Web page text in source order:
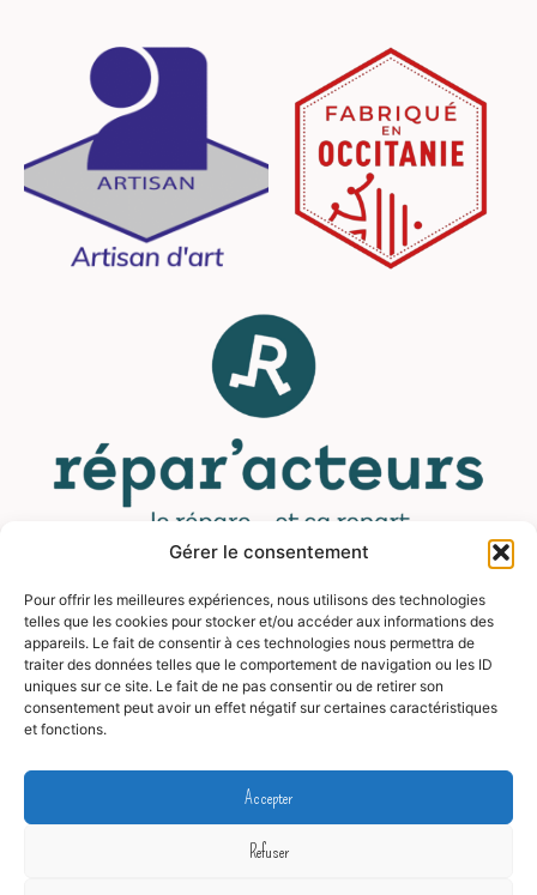
Gérer le consentement
Pour offrir les meilleures expériences, nous utilisons des technologies
telles que les cookies pour stocker et/ou accéder aux informations des
appareils. Le fait de consentir à ces technologies nous permettra de
traiter des données telles que le comportement de navigation ou les ID
uniques sur ce site. Le fait de ne pas consentir ou de retirer son
consentement peut avoir un effet négatif sur certaines caractéristiques
et fonctions.
Accepter
Refuser
MENU
Contact
Mentions légales
FAQ
Blog